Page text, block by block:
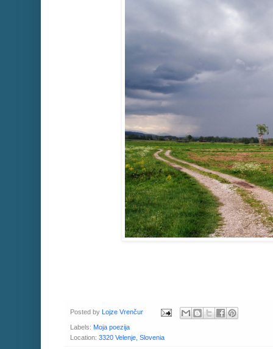
Posted by Lojze Vrenčur
Labels: Moja poezija
Location: 3320 Velenje, Slovenia